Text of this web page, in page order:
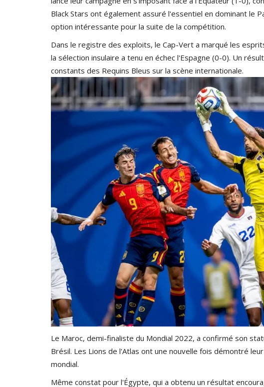
Black Stars ont également assuré l'essentiel en dominant le
option intéressante pour la suite de la compétition.
Dans le registre des exploits, le Cap-Vert a marqué les
la sélection insulaire a tenu en échec l'Espagne (0-0). Un
constants des Requins Bleus sur la scène internationale.
Le Maroc, demi-finaliste du Mondial 2022, a confirmé son
Brésil. Les Lions de l'Atlas ont une nouvelle fois démontré
mondial.
Même constat pour l'Égypte, qui a obtenu un résultat
Paule Edouard Mengue Aug 2, 2025 0 434